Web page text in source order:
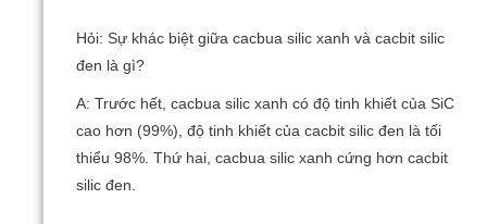
Hỏi: Sự khác biệt giữa cacbua silic xanh và cacbit silic
đen là gì?
A: Trước hết, cacbua silic xanh có độ tinh khiết của SiC
cao hơn (99%), độ tinh khiết của cacbit silic đen là tối
thiểu 98%. Thứ hai, cacbua silic xanh cứng hơn cacbit
silic đen.